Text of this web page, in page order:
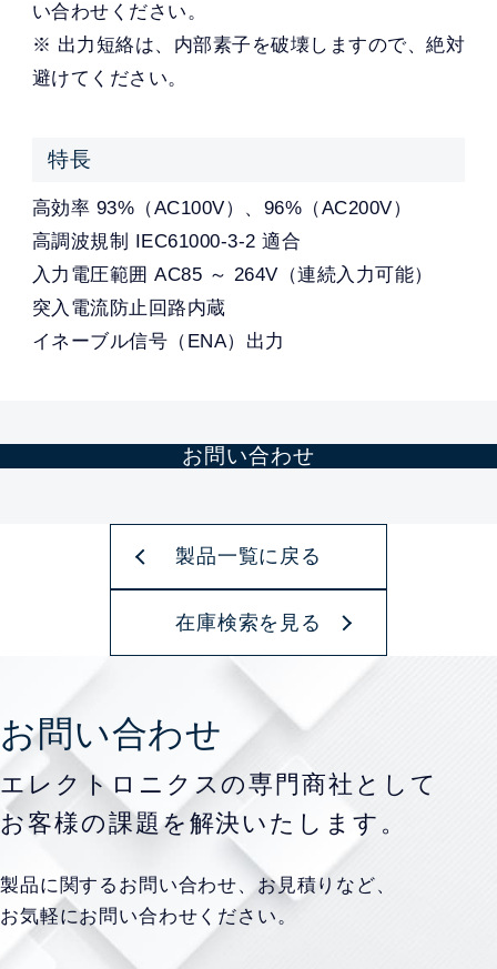
い合わせください。
※ 出力短絡は、内部素子を破壊しますので、絶対
避けてください。
特長
高効率 93%（AC100V）、96%（AC200V）
高調波規制 IEC61000-3-2 適合
入力電圧範囲 AC85 ～ 264V（連続入力可能）
突入電流防止回路内蔵
イネーブル信号（ENA）出力
お問い合わせ
製品一覧に戻る
在庫検索を見る
お問い合わせ
エレクトロニクスの専門商社として
お客様の課題を 解決いたします。
製品に関するお問い合わせ、お見積りなど、
お気軽にお問い合わせください。